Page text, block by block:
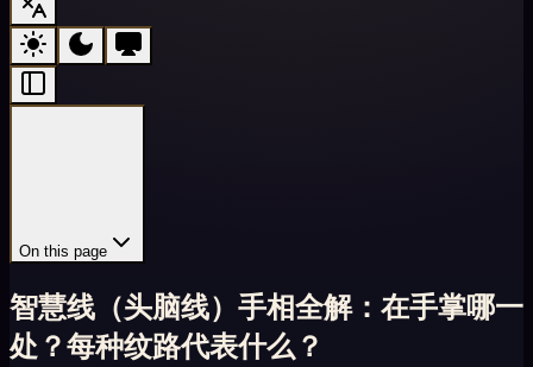
On this page
智慧线（头脑线）手相全解：在手掌哪一
处？每种纹路代表什么？